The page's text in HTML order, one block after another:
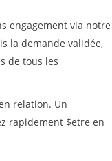
engagement via notre
la demande validée,
de tous les
relation. Un
rapidement $etre en